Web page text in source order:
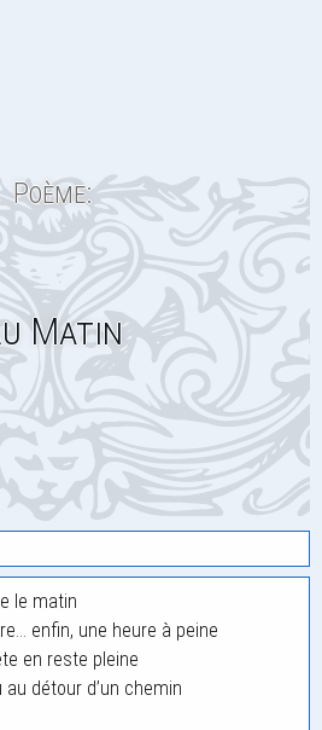
Poème:
Matin
le matin
enfin, une heure à peine
en reste pleine
détour d’un chemin